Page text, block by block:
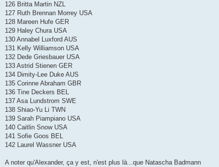
126 Britta Martin NZL
127 Ruth Brennan Morrey USA
128 Mareen Hufe GER
129 Haley Chura USA
130 Annabel Luxford AUS
131 Kelly Williamson USA
132 Dede Griesbauer USA
133 Astrid Stienen GER
134 Dimity-Lee Duke AUS
135 Corinne Abraham GBR
136 Tine Deckers BEL
137 Asa Lundstrom SWE
138 Shiao-Yu Li TWN
139 Sarah Piampiano USA
140 Caitlin Snow USA
141 Sofie Goos BEL
142 Laurel Wassner USA
A noter qu'Alexander, ça y est, n'est plus là...que Natascha Badmann